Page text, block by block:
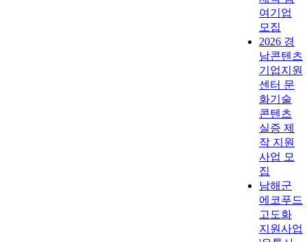
여기업
모집
2026 경
남콘텐츠
기업지원
센터 문
화기술
콘텐츠
실증 제
작 지원
사업 모
집
남해군
에코푸드
고도화
지원사업